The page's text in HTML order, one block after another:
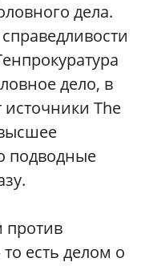
дела.
дело, в
источники The
подводные
есть делом о